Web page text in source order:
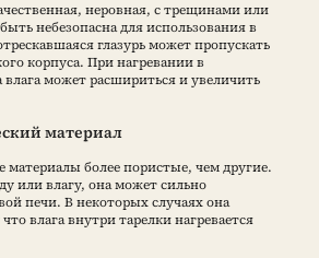
неровная, с трещинами или
небезопасна для использования в
глазурь может пропускать
корпуса. При нагревании в
может расшириться и увеличить
материал
материалы более пористые, чем другие.
или влагу, она может сильно
печи. В некоторых случаях она
влага внутри тарелки нагревается